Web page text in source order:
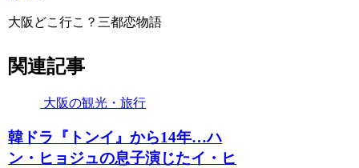
大阪どこ行こ？三都恋物語
関連記事
大阪の観光・旅行
韓ドラ『トンイ』から14年…ハ
ン・ヒョジュの息子演じたイ・ヒ